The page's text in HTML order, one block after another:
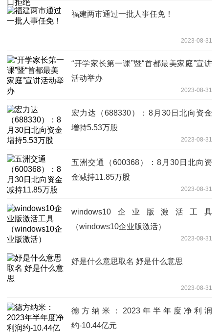
福建两市通过一批人事任免！
2023-08-31
“开学家长第一课”暨“首都最美家庭”宣讲
活动举办
2023-08-31
宏力达（688330）：8月30日北向资金
增持5.53万股
2023-08-31
五洲交通（600368）：8月30日北向资
金减持11.85万股
2023-08-31
windows10企业版激活工具
（windows10企业版激活）
2023-08-31
妤是什么意思取名 妤是什么意思
2023-08-31
德方纳米：2023年半年度净利润
约-10.44亿元